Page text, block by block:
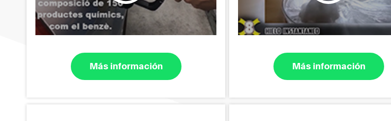
Más información Más información